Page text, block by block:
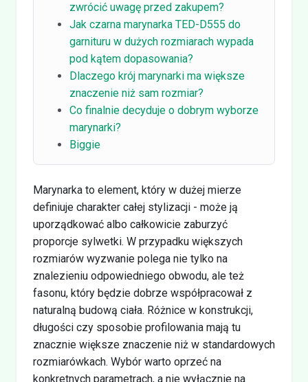
zwrócić uwagę przed zakupem?
Jak czarna marynarka TED-D555 do
garnituru w dużych rozmiarach wypada
pod kątem dopasowania?
Dlaczego krój marynarki ma większe
znaczenie niż sam rozmiar?
Co finalnie decyduje o dobrym wyborze
marynarki?
Biggie
Marynarka to element, który w dużej mierze
definiuje charakter całej stylizacji - może ją
uporządkować albo całkowicie zaburzyć
proporcje sylwetki. W przypadku większych
rozmiarów wyzwanie polega nie tylko na
znalezieniu odpowiedniego obwodu, ale też
fasonu, który będzie dobrze współpracował z
naturalną budową ciała. Różnice w konstrukcji,
długości czy sposobie profilowania mają tu
znacznie większe znaczenie niż w standardowych
rozmiarówkach. Wybór warto oprzeć na
konkretnych parametrach, a nie wyłącznie na